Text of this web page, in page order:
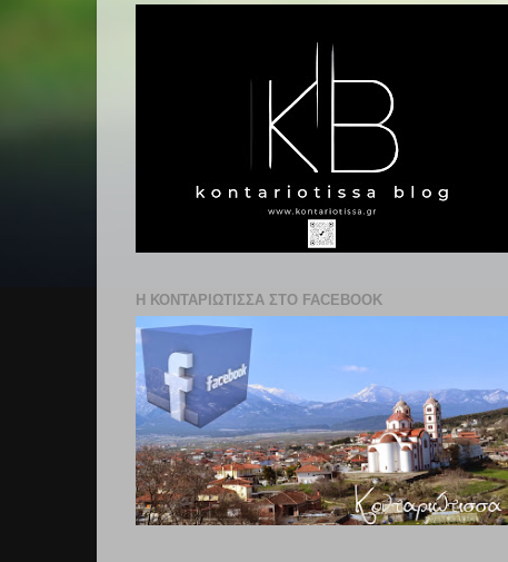
Η ΚΟΝΤΑΡΙΩΤΙΣΣΑ ΣΤΟ FACEBOOK